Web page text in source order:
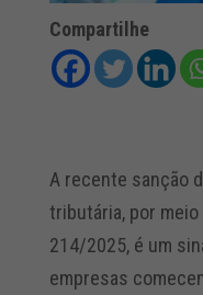
Compartilhe
A recente sanção
tributária, por meio
214/2025, é um
empresas